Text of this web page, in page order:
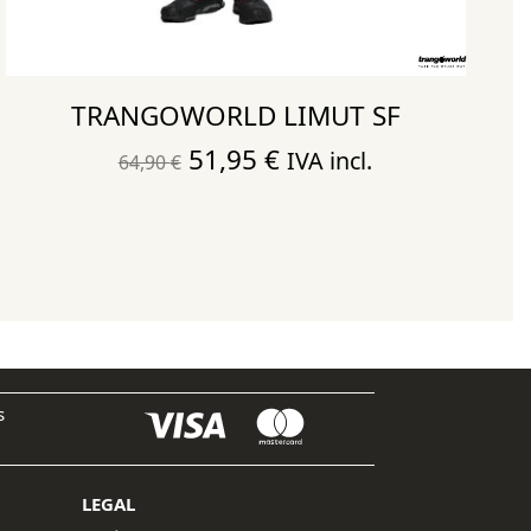
TRANGOWORLD LIMUT SF
64,90€ El
51,95 €El
IVA incl.
LEGAL